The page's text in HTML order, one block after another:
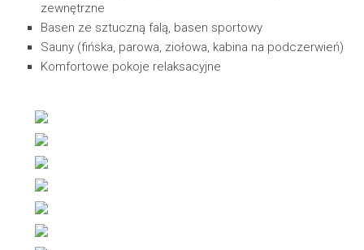
zewnętrzne
Basen ze sztuczną falą, basen sportowy
Sauny (fińska, parowa, ziołowa, kabina na podczerwień)
Komfortowe pokoje relaksacyjne